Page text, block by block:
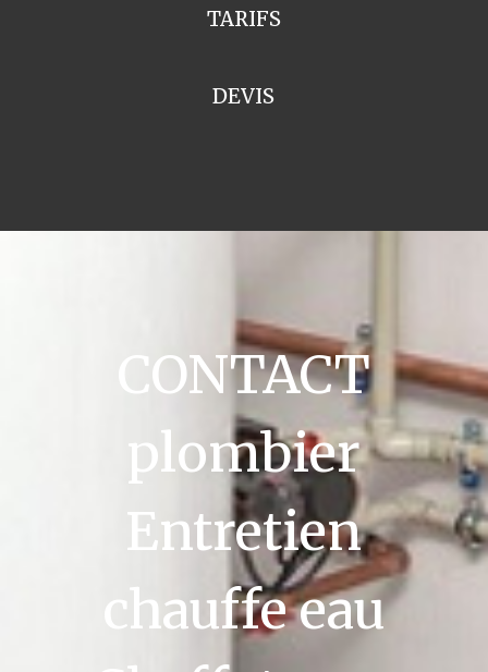
TARIFS
DEVIS
CONTACT
plombier
Entretien
chauffe eau